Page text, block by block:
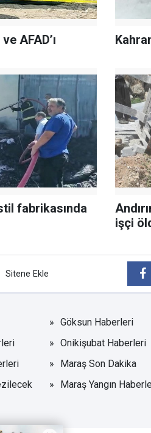
AFAD’ı
fabrikasında
işçi
Sitene Ekle
Göksun Haberleri
Onikişubat Haberleri
Maraş Son Dakika
Maraş Yangın